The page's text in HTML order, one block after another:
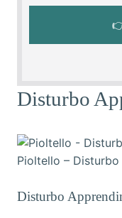
Disturbo
Pioltello –
Disturbo